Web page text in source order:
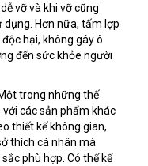
vỡ và khi vỡ cũng
Hơn nữa, tấm lợp
hại, không gây ô
đến sức khỏe người
trong những thế
các sản phẩm khác
thiết kế không gian,
thích cá nhân mà
phù hợp. Có thể kể